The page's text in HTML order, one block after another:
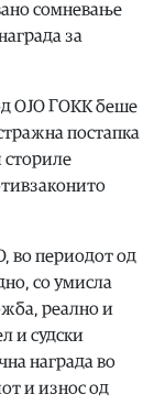
сомневање
за
ОЈО ГОКК беше
постапка
сториле
во периодот од
со умисла
реално и
и судски
награда во
и износ од